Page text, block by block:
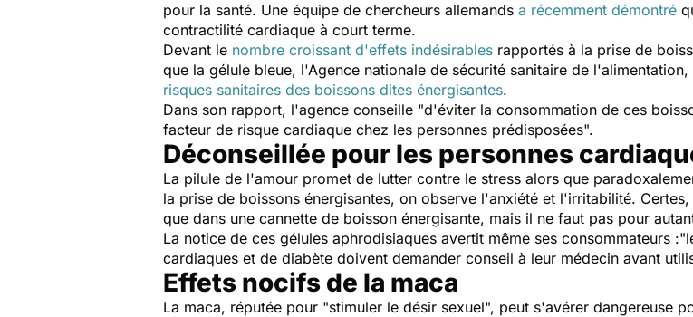
pour la santé. Une équipe de chercheurs allemands a récemment démontré
contractilité cardiaque à court terme.
Devant le nombre croissant d'effets indésirables rapportés à la prise de
que la gélule bleue, l'Agence nationale de sécurité sanitaire de
risques sanitaires des boissons dites énergisantes.
Dans son rapport, l'agence conseille "d'éviter la consommation de ces
facteur de risque cardiaque chez les personnes prédisposées".
Déconseillée pour les personnes
La pilule de l'amour promet de lutter contre le stress alors que
la prise de boissons énergisantes, on observe l'anxiété et l'irritabilité.
que dans une cannette de boisson énergisante, mais il ne faut pas pour
La notice de ces gélules aphrodisiaques avertit même ses consommateurs
cardiaques et de diabète doivent demander conseil à leur médecin avant
Effets nocifs de la maca
La maca, réputée pour "stimuler le désir sexuel", peut s'avérer dangereuse